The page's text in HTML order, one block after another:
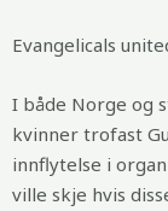
Evangelicals
I både Norge og
kvinner trofast
innflytelse i
ville skje hvis